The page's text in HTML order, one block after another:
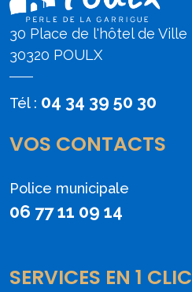
30 Place de l'hôtel de Ville
30320 POULX
Tél : 04 34 39 50 30
VOS CONTACTS
Police municipale
06 77 11 09 14
SERVICES EN 1 CLIC